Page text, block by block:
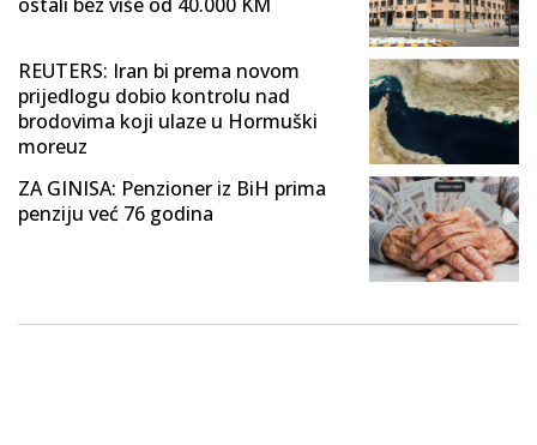
REUTERS: Iran bi prema novom
prijedlogu dobio kontrolu nad
brodovima koji ulaze u Hormuški
moreuz
ZA GINISA: Penzioner iz BiH prima
penziju već 76 godina